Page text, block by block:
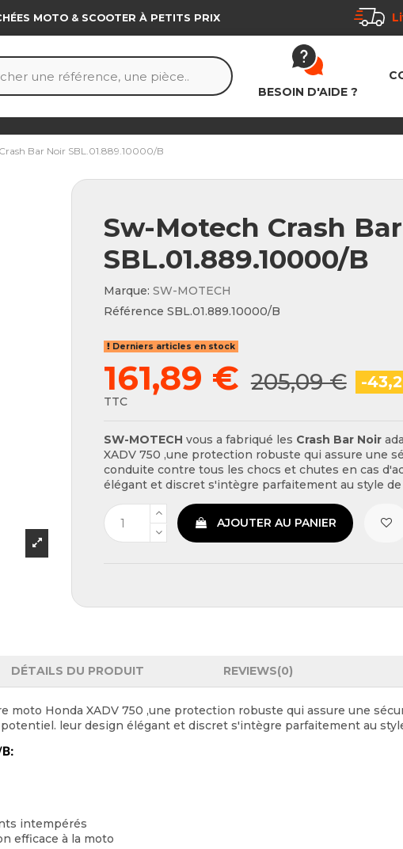
MOTO & SCOOTER À PETITS PRIX
BESOIN D'AIDE ?
Bar Noir SBL.01.889.10000/B
Sw-Motech Crash
SBL.01.889.10000/B
Marque: SW-MOTECH
Référence SBL.01.889.10000/B
Derniers articles en stock
161,89 € 205,09 € -
TTC
SW-MOTECH vous a fabriqué les Crash Bar Noir
XADV 750 ,une protection robuste qui assure une
conduite contre tous les chocs et chutes en cas
élégant et discret s'intègre parfaitement au style
AJOUTER AU PANIER
DÉTAILS DU PRODUIT REVIEWS(0)
moto Honda XADV 750 ,une protection robuste qui assure une
leur design élégant et discret s'intègre parfaitement au
intempérés
efficace à la moto